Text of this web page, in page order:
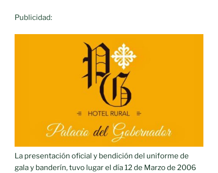
Publicidad:
La presentación oficial y bendición del uniforme de
gala y banderín, tuvo lugar el día 12 de Marzo de 2006